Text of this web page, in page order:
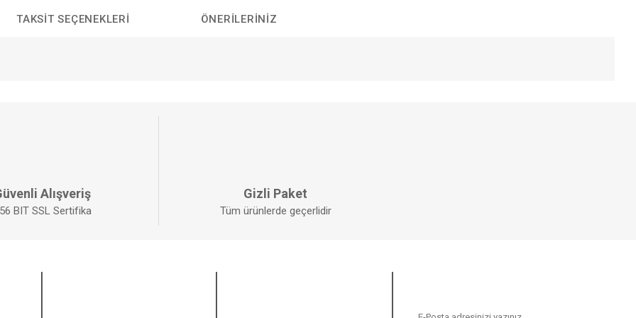
TAKSIT SEÇENEKLERI ÖNERILERINIZ
Alışveriş
BIT SSL Sertifika
Gizli Paket
Tüm ürünlerde geçerlidir